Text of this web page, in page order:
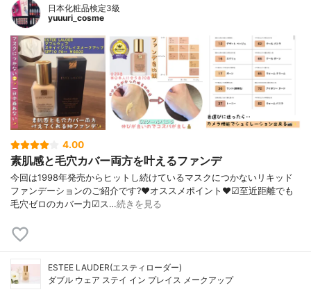
日本化粧品検定3級
yuuuri_cosme
4.00
素肌感と毛穴カバー両方を叶えるファンデ
今回は1998年発売からヒットし続けているマスクにつかないリキッド
ファンデーションのご紹介です?❤︎オススメポイント❤︎☑︎至近距離でも
毛穴ゼロのカバー力☑︎ス…続きを見る
ESTEE LAUDER(エスティローダー)
ダブル ウェア ステイ イン プレイス メークアップ